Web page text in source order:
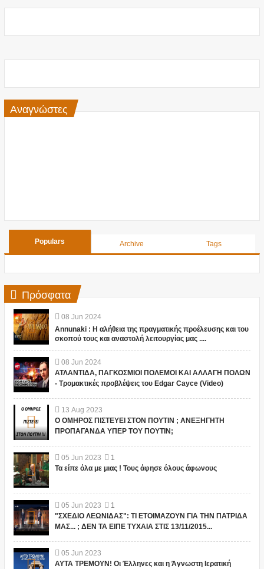
Αναγνώστες
Populars Archive Tags
Πρόσφατα
08 Jun 2024
Annunaki : Η αλήθεια της πραγματικής προέλευσης και του
σκοπού τους και αναστολή λειτουργίας μας ....
08 Jun 2024
ΑΤΛΑΝΤΙΔΑ, ΠΑΓΚΟΣΜΙΟΙ ΠΟΛΕΜΟΙ ΚΑΙ ΑΛΛΑΓΗ ΠΟΛΩΝ
- Τρομακτικές προβλέψεις του Edgar Cayce (Video)
13 Aug 2023
Ο ΟΜΗΡΟΣ ΠΙΣΤΕΥΕΙ ΣΤΟΝ ΠΟΥΤΙΝ ; ΑΝΕΞΗΓΗΤΗ
ΠΡΟΠΑΓΑΝΔΑ ΥΠΕΡ ΤΟΥ ΠΟΥΤΙΝ;
05 Jun 2023
1
Τα είπε όλα με μιας ! Τους άφησε όλους άφωνους
05 Jun 2023
1
"ΣΧΕΔΙΟ ΛΕΩΝΙΔΑΣ": ΤΙ ΕΤΟΙΜΑΖΟΥΝ ΓΙΑ ΤΗΝ ΠΑΤΡΙΔΑ
ΜΑΣ... ; ΔΕΝ ΤΑ ΕΙΠΕ ΤΥΧΑΙΑ ΣΤΙΣ 13/11/2015...
05 Jun 2023
ΑΥΤΑ ΤΡΕΜΟΥΝ! Οι Έλληνες και η Άγνωστη Ιερατική